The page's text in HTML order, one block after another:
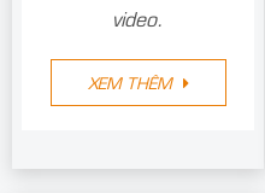
video.
XEM THÊM